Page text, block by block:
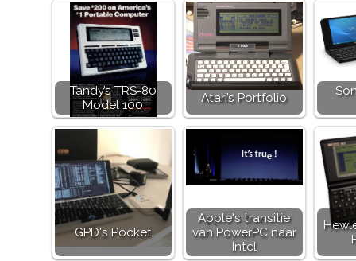
Tandy’s TRS-80
Model 100
Atari’s Portfolio
GPD's Pocket
Apple's transitie
van PowerPC naar
Intel